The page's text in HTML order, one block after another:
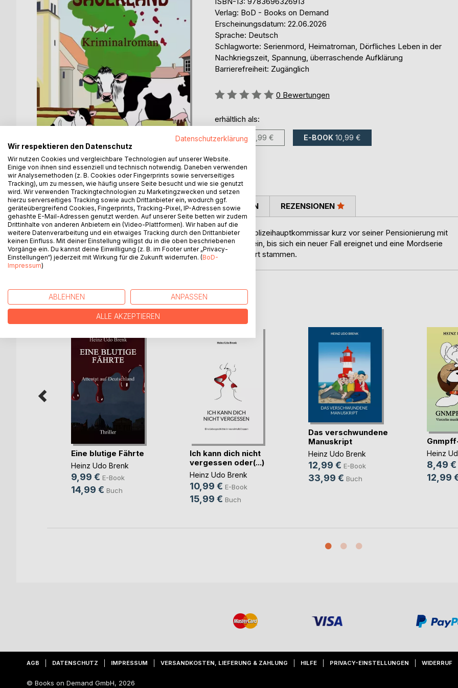
Verlag: BoD - Books on Demand
Erscheinungsdatum: 22.06.2026
Sprache: Deutsch
Schlagworte: Serienmord, Heimatroman, Dörfliches Leben in der
Nachkriegszeit, Spannung, überraschende Aufklärung
Barrierefreiheit: Zugänglich
Bewertung::
0 Bewertungen
erhältlich als:
BUCH 15,99 € E-BOOK 10,99 €
BESCHREIBUNG
In einem verschlafenen Nest im Sauerland bekommt es Polizeihauptkommissar kurz vor seiner Pensionierung mit
einem Mord zu tun. Der Kreis der Verdächtigen scheint klein, bis sich ein neuer Fall ereignet und eine Mordserie
beginnt. Nur eines scheint klar: der Täter muss aus dem Ort stammen.
AUTOR/IN PRESSESTIMMEN REZENSIONEN
WEITERE TITEL BEIBoD
Eine blutige Fährte
Heinz Udo Brenk
9,99 € E-Book
14,99 € Buch
Ich kann dich nicht
vergessen oder(...)
Heinz Udo Brenk
10,99 € E-Book
15,99 € Buch
Das verschwundene
Manuskript
Heinz Udo Brenk
12,99 € E-Book
33,99 € Buch
Heinz
8,49 €
12,99
AGB DATENSCHUTZ IMPRESSUM VERSANDKOSTEN, LIEFERUNG & ZAHLUNG HILFE PRIVACY-EINSTELLUNGEN WIDERRUF
© Books on Demand GmbH, 2026
Datenschutzerklärung
Wir respektieren den Datenschutz
Wir nutzen Cookies und vergleichbare Technologien auf unserer Website.
Einige von ihnen sind essenziell und technisch notwendig. Daneben verwenden
wir Analysemethoden (z. B. Cookies oder Fingerprints sowie serverseitiges
Tracking), um zu messen, wie häufig unsere Seite besucht und wie sie genutzt
wird. Wir verwenden Trackingtechnologien zu Marketingzwecken und setzen
hierzu serverseitiges Tracking sowie auch Drittanbieter ein, wodurch ggf.
geräteübergreifend Cookies, Fingerprints, Tracking-Pixel, IP-Adressen sowie
gehashte E-Mail-Adressen genutzt werden. Auf unserer Seite betten wir zudem
Drittinhalte von anderen Anbietern ein (Video-Plattformen). Wir haben auf die
weitere Datenverarbeitung und ein etwaiges Tracking durch den Drittanbieter
keinen Einfluss. Mit deiner Einstellung willigst du in die oben beschriebenen
Vorgänge ein. Du kannst deine Einwilligung (z. B. im Footer unter „Privacy-
Einstellungen“) jederzeit mit Wirkung für die Zukunft widerrufen. (BoD-
Impressum)
ABLEHNEN ANPASSEN
ALLE AKZEPTIEREN